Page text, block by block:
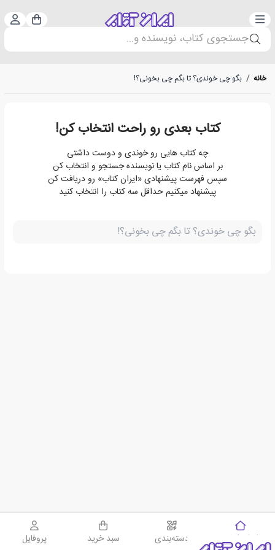
دسته‌بندی سبد
جستجوی کتاب، نویسنده و...
خانه / بگو چی خوندی؟ تا بگم چی بخونی؟!
کتاب بعدی رو راحت انتخاب کن!
چه کتاب هایی رو خوندی و دوست داشتی
بر اساس نام کتاب یا نویسنده جستجو و انتخاب کن
سپس فهرست پیشنهادی «ایران کتاب» رو دریافت کن
پیشنهاد میکنیم حداقل سه کتاب را انتخاب کنید
ایران کتاب دسته‌بندی
سبد خرید
سبد خرید پروفایل